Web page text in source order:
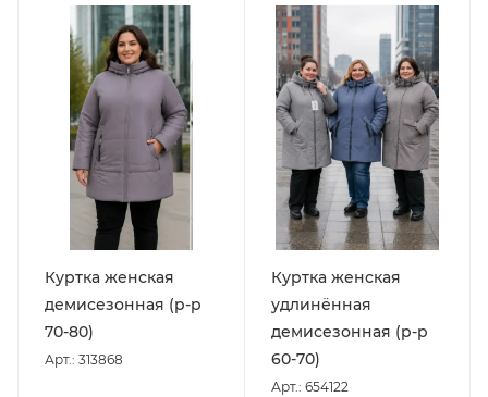
Куртка женская
демисезонная (р-р
70-80)
Арт.: 313868
Куртка женская
удлинённая
демисезонная (р-р
60-70)
Арт.: 654122